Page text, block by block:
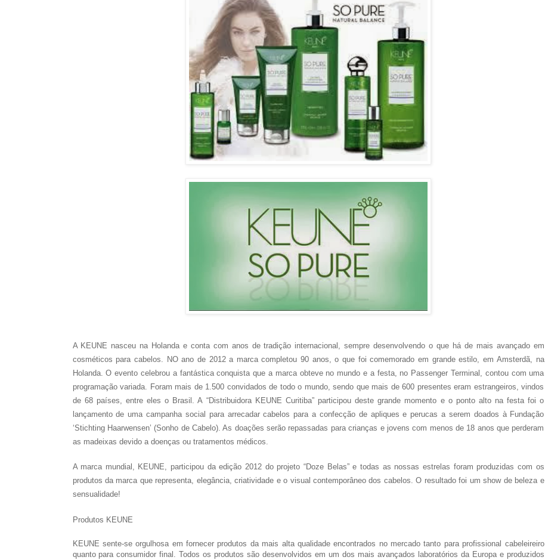
A KEUNE nasceu na Holanda e conta com anos de tradição internacional, sempre desenvolvendo o que há de mais avançado em
cosméticos para cabelos. NO ano de 2012 a marca completou 90 anos, o que foi comemorado em grande estilo, em Amsterdã, na
Holanda. O evento celebrou a fantástica conquista que a marca obteve no mundo e a festa, no Passenger Terminal, contou com uma
programação variada. Foram mais de 1.500 convidados de todo o mundo, sendo que mais de 600 presentes eram estrangeiros, vindos
de 68 países, entre eles o Brasil. A “Distribuidora KEUNE Curitiba” participou deste grande momento e o ponto alto na festa foi o
lançamento de uma campanha social para arrecadar cabelos para a confecção de apliques e perucas a serem doados à Fundação
‘Stichting Haarwensen’ (Sonho de Cabelo). As doações serão repassadas para crianças e jovens com menos de 18 anos que perderam
as madeixas devido a doenças ou tratamentos médicos.
A marca mundial, KEUNE, participou da edição 2012 do projeto “Doze Belas” e todas as nossas estrelas foram produzidas com os
produtos da marca que representa, elegância, criatividade e o visual contemporâneo dos cabelos. O resultado foi um show de beleza e
sensualidade!
Produtos KEUNE
KEUNE sente-se orgulhosa em fornecer produtos da mais alta qualidade encontrados no mercado tanto para profissional cabeleireiro
quanto para consumidor final. Todos os produtos são desenvolvidos em um dos mais avançados laboratórios da Europa e produzidos